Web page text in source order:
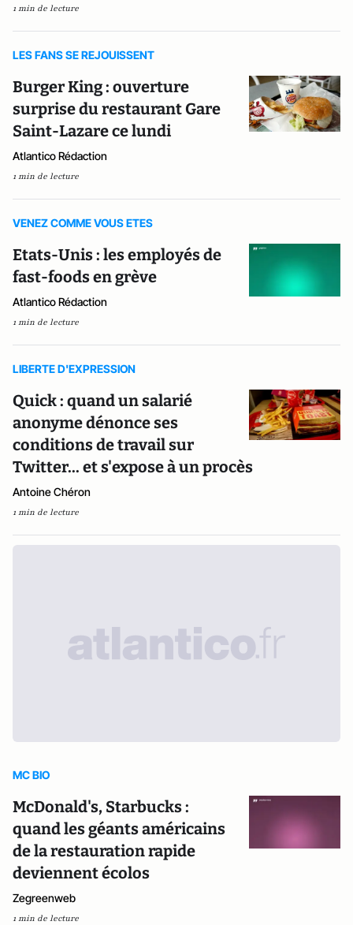
1 min de lecture
LES FANS SE REJOUISSENT
Burger King : ouverture
surprise du restaurant Gare
Saint-Lazare ce lundi
Atlantico Rédaction
1 min de lecture
VENEZ COMME VOUS ETES
Etats-Unis : les employés de
fast-foods en grève
Atlantico Rédaction
1 min de lecture
LIBERTE D'EXPRESSION
Quick : quand un salarié
anonyme dénonce ses
conditions de travail sur
Twitter... et s'expose à un procès
Antoine Chéron
1 min de lecture
MC BIO
McDonald's, Starbucks :
quand les géants américains
de la restauration rapide
deviennent écolos
Zegreenweb
1 min de lecture